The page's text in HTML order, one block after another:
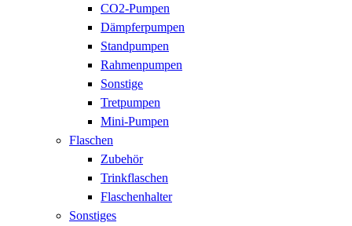
CO2-Pumpen
Dämpferpumpen
Standpumpen
Rahmenpumpen
Sonstige
Tretpumpen
Mini-Pumpen
Flaschen
Zubehör
Trinkflaschen
Flaschenhalter
Sonstiges